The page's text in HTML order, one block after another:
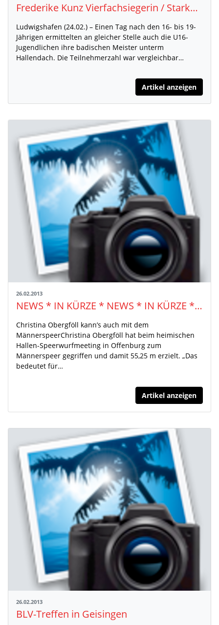
Frederike Kunz Vierfachsiegerin / Starke Jana Reinert über 800m
Ludwigshafen (24.02.) – Einen Tag nach den 16- bis 19-
Jährigen ermittelten an gleicher Stelle auch die U16-
Jugendlichen ihre badischen Meister unterm
Hallendach. Die Teilnehmerzahl war vergleichbar…
Artikel anzeigen
26.02.2013
NEWS * IN KÜRZE * NEWS * IN KÜRZE * NEWS
Christina Obergföll kann’s auch mit dem
MännerspeerChristina Obergföll hat beim heimischen
Hallen-Speerwurfmeeting in Offenburg zum
Männerspeer gegriffen und damit 55,25 m erzielt. „Das
bedeutet für…
Artikel anzeigen
26.02.2013
BLV-Treffen in Geisingen